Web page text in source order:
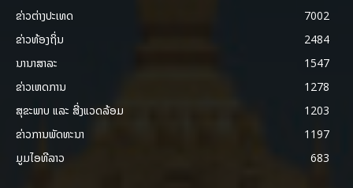
ຂ່າວຕ່າງປະເທດ
7002
ຂ່າວທ້ອງຖິ່ນ
2484
ນານາສາລະ
1547
ຂ່າວເຫດການ
1278
ສຸຂະພາບ ແລະ ສີ່ງແວດລ້ອມ
1203
ຂ່າວການພັດທະນາ
1197
ມູມໄອທີລາວ
683